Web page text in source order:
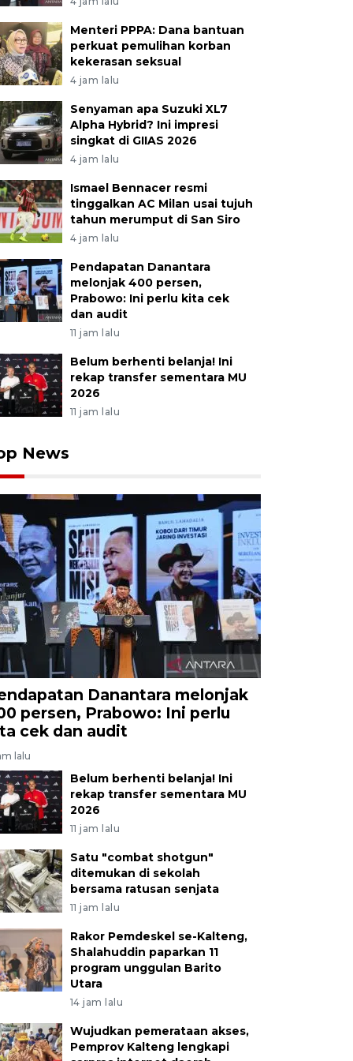
Menteri PPPA: Dana bantuan
perkuat pemulihan korban
kekerasan seksual
4 jam lalu
Senyaman apa Suzuki XL7
Alpha Hybrid? Ini impresi
singkat di GIIAS 2026
4 jam lalu
Ismael Bennacer resmi
tinggalkan AC Milan usai tujuh
tahun merumput di San Siro
4 jam lalu
Pendapatan Danantara
melonjak 400 persen,
Prabowo: Ini perlu kita cek
dan audit
11 jam lalu
Belum berhenti belanja! Ini
rekap transfer sementara MU
2026
11 jam lalu
News
Danantara melonjak
persen, Prabowo: Ini perlu
cek dan audit
lalu
Belum berhenti belanja! Ini
rekap transfer sementara MU
2026
11 jam lalu
Satu "combat shotgun"
ditemukan di sekolah
bersama ratusan senjata
11 jam lalu
Rakor Pemdeskel se-Kalteng,
Shalahuddin paparkan 11
program unggulan Barito
Utara
14 jam lalu
Wujudkan pemerataan akses,
Pemprov Kalteng lengkapi